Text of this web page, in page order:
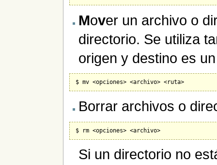
Mover un archivo o
directorio. Se utiliza
origen y destino es
Borrar archivos o
Si un directorio no